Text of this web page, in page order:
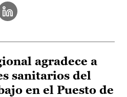
agradece a
sanitarios del
en el Puesto de